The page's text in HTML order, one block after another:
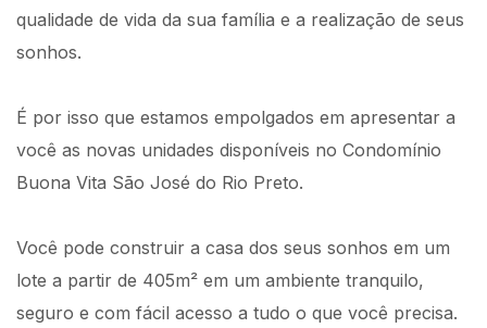
qualidade de vida da sua família e a realização de seus
sonhos.
É por isso que estamos empolgados em apresentar a
você as novas unidades disponíveis no Condomínio
Buona Vita São José do Rio Preto.
Você pode construir a casa dos seus sonhos em um
lote a partir de 405m² em um ambiente tranquilo,
seguro e com fácil acesso a tudo o que você precisa.